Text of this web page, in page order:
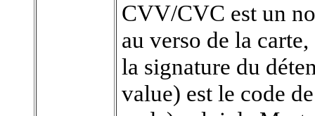
CVV/CVC est un
au verso de la
la signature du
value) est le code